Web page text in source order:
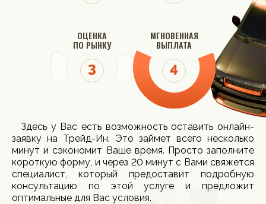
ОЦЕНКА
ПО РЫНКУ
МГНОВЕННАЯ
ВЫПЛАТА
Здесь у Вас есть возможность оставить онлайн-
заявку на Трейд-Ин. Это займет всего несколько
минут и сэкономит Ваше время. Просто заполните
короткую форму, и через 20 минут с Вами свяжется
специалист, который предоставит подробную
консультацию по этой услуге и предложит
оптимальные для Вас условия.